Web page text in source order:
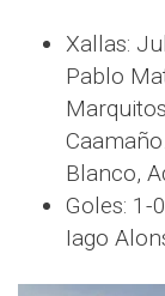
Xallas:
Pablo
Blanco,
Goles: 1-
Iago